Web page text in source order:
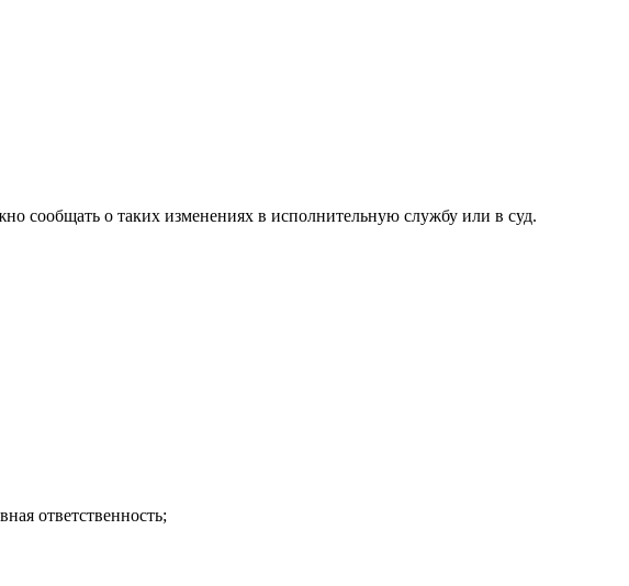
сообщать о таких изменениях в исполнительную службу или в суд.
ответственность;